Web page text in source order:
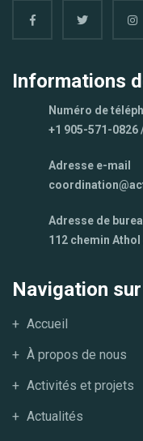
Informations
Numéro de
+1 905-571-0826
Adresse e-mail
Adresse de
112 chemin Athol
Navigation
Accueil
À propos de nous
Activités et projets
Actualités